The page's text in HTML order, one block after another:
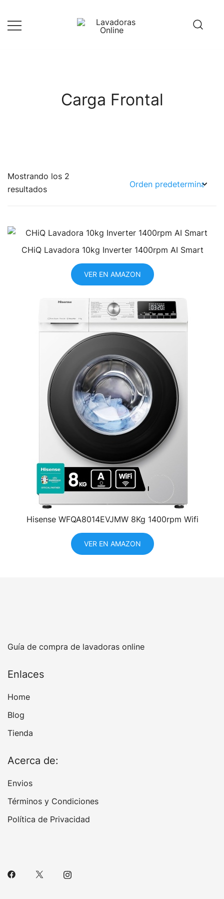
contenido
Carga Frontal
Mostrando los 2
resultados
CHiQ Lavadora 10kg Inverter 1400rpm AI Smart
VER EN AMAZON
Hisense WFQA8014EVJMW 8Kg 1400rpm Wifi
VER EN AMAZON
Guía de compra de lavadoras online
Enlaces
Home
Blog
Tienda
Acerca de:
Envios
Términos y Condiciones
Política de Privacidad